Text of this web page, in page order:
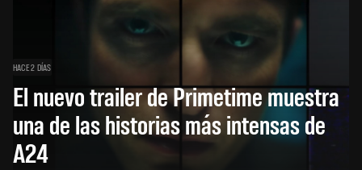
HACE 2 DÍAS
El nuevo trailer de Primetime muestra
una de las historias más intensas de
A24